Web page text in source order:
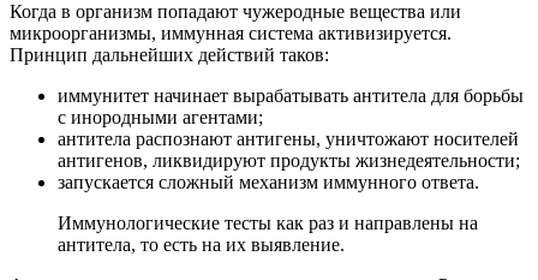
Когда в организм попадают чужеродные вещества или
микроорганизмы, иммунная система активизируется.
Принцип дальнейших действий таков:
иммунитет начинает вырабатывать антитела для борьбы
с инородными агентами;
антитела распознают антигены, уничтожают носителей
антигенов, ликвидируют продукты жизнедеятельности;
запускается сложный механизм иммунного ответа.
Иммунологические тесты как раз и направлены на
антитела, то есть на их выявление.